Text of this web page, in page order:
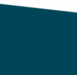
web con
y análisis